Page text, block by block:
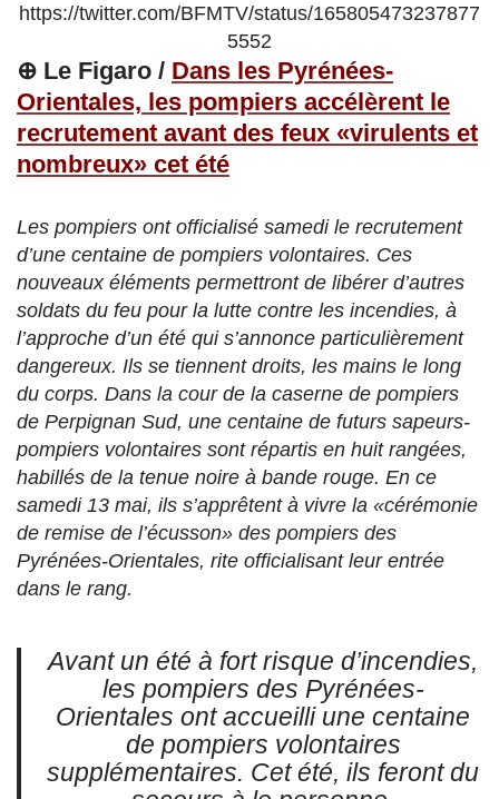
https://twitter.com/BFMTV/status/165805473237877
5552
⊕ Le Figaro / Dans les Pyrénées-
Orientales, les pompiers accélèrent le
recrutement avant des feux «virulents et
nombreux» cet été
Les pompiers ont officialisé samedi le recrutement
d’une centaine de pompiers volontaires. Ces
nouveaux éléments permettront de libérer d’autres
soldats du feu pour la lutte contre les incendies, à
l’approche d’un été qui s’annonce particulièrement
dangereux. Ils se tiennent droits, les mains le long
du corps. Dans la cour de la caserne de pompiers
de Perpignan Sud, une centaine de futurs sapeurs-
pompiers volontaires sont répartis en huit rangées,
habillés de la tenue noire à bande rouge. En ce
samedi 13 mai, ils s’apprêtent à vivre la «cérémonie
de remise de l’écusson» des pompiers des
Pyrénées-Orientales, rite officialisant leur entrée
dans le rang.
Avant un été à fort risque d’incendies,
les pompiers des Pyrénées-
Orientales ont accueilli une centaine
de pompiers volontaires
supplémentaires. Cet été, ils feront du